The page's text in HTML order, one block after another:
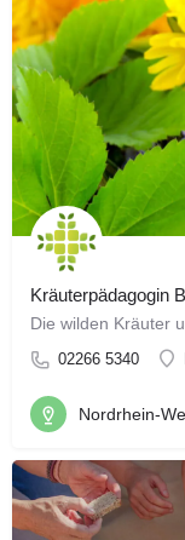
Kräuterpädagogin
02266 5340
Nordrhein-